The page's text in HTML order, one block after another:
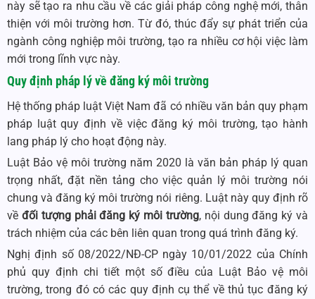
này sẽ tạo ra nhu cầu về các giải pháp công nghệ mới, thân
thiện với môi trường hơn. Từ đó, thúc đẩy sự phát triển của
ngành công nghiệp môi trường, tạo ra nhiều cơ hội việc làm
mới trong lĩnh vực này.
Quy định pháp lý về đăng ký môi trường
Hệ thống pháp luật Việt Nam đã có nhiều văn bản quy phạm
pháp luật quy định về việc đăng ký môi trường, tạo hành
lang pháp lý cho hoạt động này.
Luật Bảo vệ môi trường năm 2020 là văn bản pháp lý quan
trọng nhất, đặt nền tảng cho việc quản lý môi trường nói
chung và đăng ký môi trường nói riêng. Luật này quy định rõ
về đối tượng phải đăng ký môi trường, nội dung đăng ký và
trách nhiệm của các bên liên quan trong quá trình đăng ký.
Nghị định số 08/2022/NĐ-CP ngày 10/01/2022 của Chính
phủ quy định chi tiết một số điều của Luật Bảo vệ môi
trường, trong đó có các quy định cụ thể về thủ tục đăng ký